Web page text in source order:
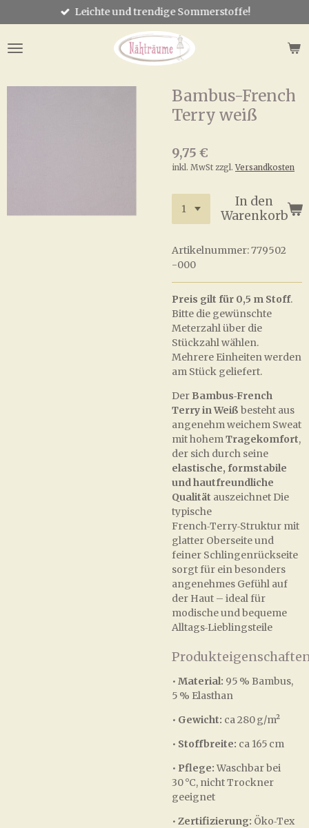
Hauptinhalt
springen
Leichte und trendige Sommerstoffe!
Bambus-French
Terry weiß
9,75 €
inkl. MwSt zzgl.Versandkosten
In den
Warenkorb
Artikelnummer:779502
-000
Preis gilt für 0,5 m Stoff.
Bitte die gewünschte
Meterzahl über die
Stückzahl wählen.
Mehrere Einheiten werden
am Stück geliefert.
Der Bambus‑French
Terry in Weiß besteht aus
angenehm weichem Sweat
mit hohemTragekomfort,
der sich durch seine
elastische, formstabile
und hautfreundliche
Qualität auszeichnet Die
typische
French‑Terry‑Struktur mit
glatter Oberseite und
feiner Schlingenrückseite
sorgt für ein besonders
angenehmes Gefühl auf
der Haut – ideal für
modische und bequeme
Alltags‑Lieblingsteile
• Material: 95 % Bambus,
5 % Elasthan
• Gewicht: ca 280 g/m²
• Stoffbreite: ca 165 cm
• Pflege:Waschbar bei
30 °C, nicht Trockner
geeignet
• Zertifizierung: Öko‑Tex